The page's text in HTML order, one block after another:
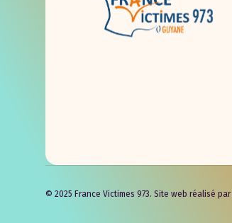
© 2025 France Victimes 973. Site web réalisé par